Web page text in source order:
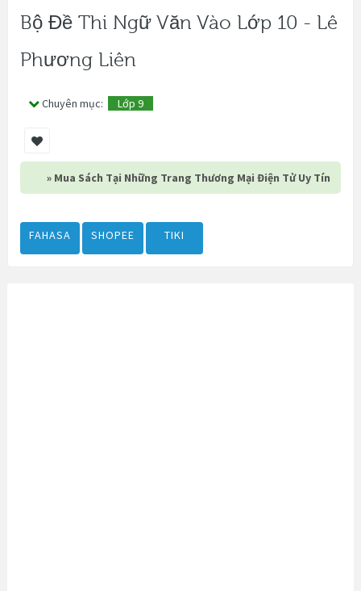
Bộ Đề Thi Ngữ Văn Vào Lớp 10 - Lê
Phương Liên
Chuyên mục: Lớp 9
» Mua Sách Tại Những Trang Thương Mại Điện Tử Uy Tín
FAHASA SHOPEE TIKI